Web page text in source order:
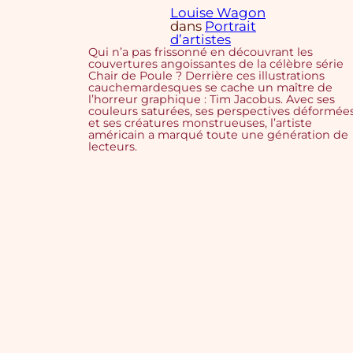
Louise Wagon
dans Portrait
d’artistes
Qui n’a pas frissonné en découvrant les
couvertures angoissantes de la célèbre série
Chair de Poule ? Derrière ces illustrations
cauchemardesques se cache un maître de
l’horreur graphique : Tim Jacobus. Avec ses
couleurs saturées, ses perspectives
et ses créatures monstrueuses, l’artiste
américain a marqué toute une génération de
lecteurs.